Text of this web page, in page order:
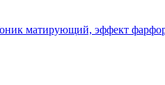
матирующий, эффект